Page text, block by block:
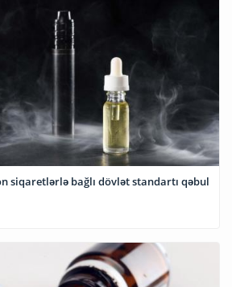
siqaretlərlə bağlı dövlət standartı qəbul